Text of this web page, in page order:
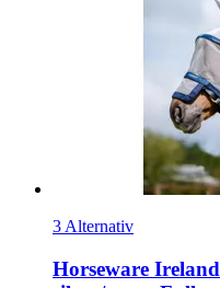
3 Alternativ
Horseware Ireland